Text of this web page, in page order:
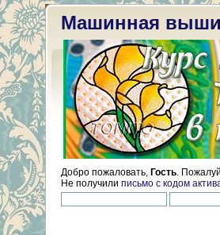
Машинная
Добро пожаловать, Гость .
Не получили письмо с кодом